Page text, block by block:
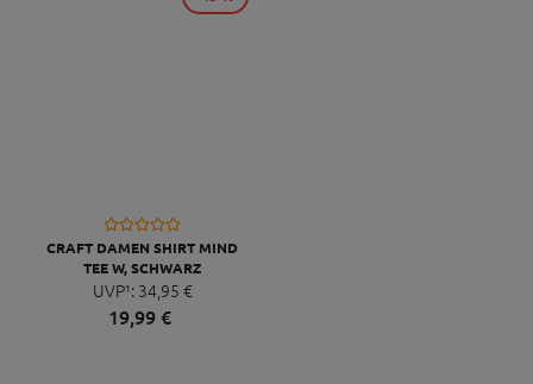
CRAFT DAMEN SHIRT MIND
TEE W, SCHWARZ
UVP¹: 34,95 €
19,99 €